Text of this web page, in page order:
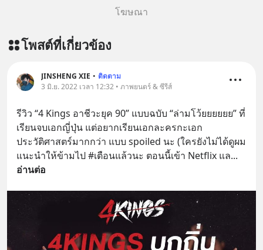
โฆษณา
โพสต์ที่เกี่ยวข้อง
JINSHENG XIE • ติดตาม
3 มิ.ย. 2022 เวลา 12:32 • ภาพยนตร์ & ซีรีส์
รีวิว “4 Kings อาชีวะยุค 90” แบบฉบับ “ล่ามโว้ยยยยยย” ที่
เรียนจบเอกญี่ปุ่น แต่อยากเรียนเอกละครกะเอก
ประวัติศาสตร์มากกว่า แบบ spoiled นะ (ใครยังไม่ได้ดูผม
แนะนำให้ข้ามไป #เตือนแล้วนะ ตอนนี้เข้า Netflix แล
อ่านต่อ